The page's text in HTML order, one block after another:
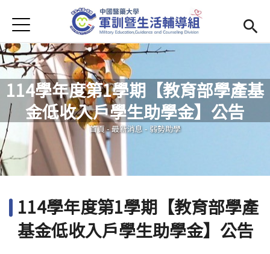
首頁
學務處首頁(link is external)
Open submenu (單位簡介)
單位簡介
最新消息
Open submenu (生活輔導)
生活輔導
Open submenu (校園安全)
校園安全
Open submenu (相關法規及檔案下載)
相關法規及檔案下載
Jump to Navigation
Jump to Main content
114學年度第1學期【教育部學產基
金低收入戶學生助學金】公告
您在這裡
首頁 -最新消息- 弱勢助學
114學年度第1學期【教育部學產
基金低收入戶學生助學金】公告